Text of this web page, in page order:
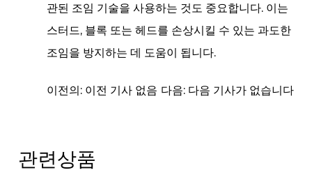
관된 조임 기술을 사용하는 것도 중요합니다. 이는
스터드, 블록 또는 헤드를 손상시킬 수 있는 과도한
조임을 방지하는 데 도움이 됩니다.
이전의: 이전 기사 없음 다음: 다음 기사가 없습니다
관련상품